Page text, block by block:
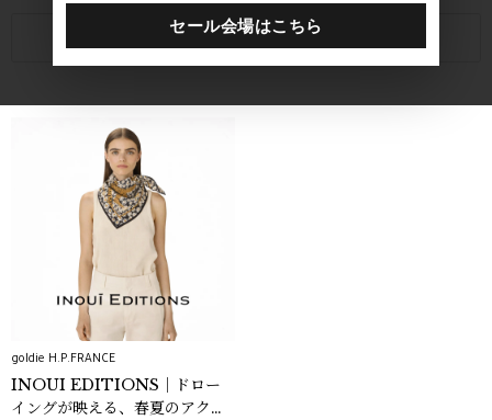
関連キーワード
goldie H.P.FRANCE
INOUI EDITIONS｜ドロー
イングが映える、春夏のアクセ